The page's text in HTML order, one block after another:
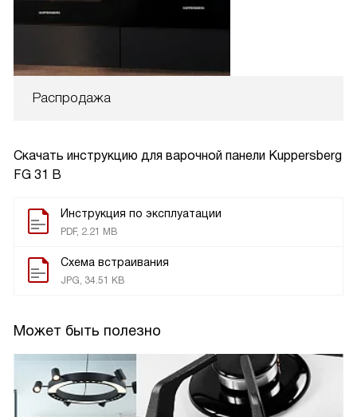
Распродажа
Скачать инструкцию для варочной панели Kuppersberg
FG 31 B
Инструкция по эксплуатации
PDF, 2.21 MB
Схема встраивания
JPG, 34.51 KB
Может быть полезно